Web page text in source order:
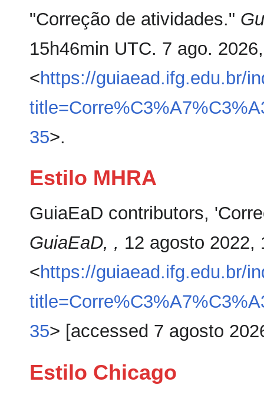
"Correção de atividades."
15h46min UTC. 7 ago.
<https://guiaead.ifg.edu.br/
35>.
Estilo MHRA
GuiaEaD contributors,
GuiaEaD, , 12 agosto 2022,
<https://guiaead.ifg.edu.br/
35> [accessed 7 agosto
Estilo Chicago